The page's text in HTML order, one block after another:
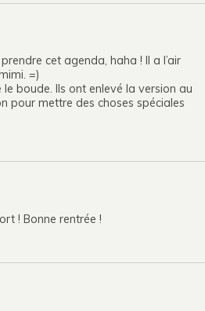
prendre cet agenda, haha ! Il a l’air
=)
le boude. Ils ont enlevé la version au
pour mettre des choses spéciales
! Bonne rentrée !